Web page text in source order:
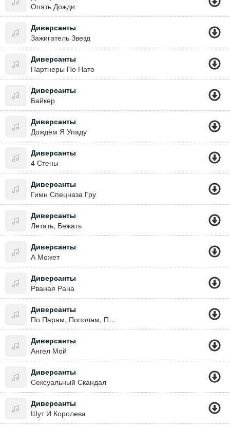
Опять Дожди
Диверсанты
Зажигатель Звезд
Диверсанты
Партнеры По Нато
Диверсанты
Байкер
Диверсанты
Дождём Я Упаду
Диверсанты
4 Стены
Диверсанты
Гимн Спецназа Гру
Диверсанты
Летать, Бежать
Диверсанты
А Может
Диверсанты
Рваная Рана
Диверсанты
По Парам, Пополам, Па-Па-Рам.
Диверсанты
Ангел Мой
Диверсанты
Сексуальный Скандал
Диверсанты
Шут И Королева